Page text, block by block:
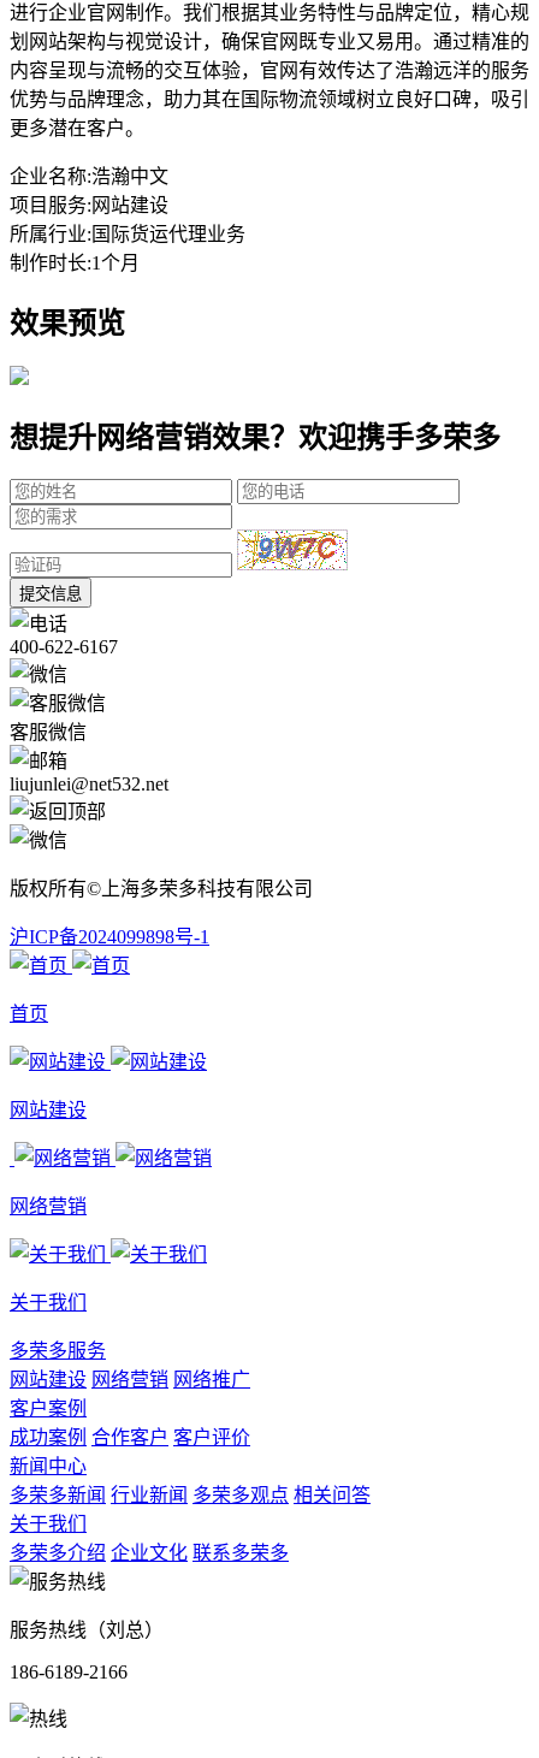
进行企业官网制作。我们根据其业务特性与品牌定位，精心规
划网站架构与视觉设计，确保官网既专业又易用。通过精准的
内容呈现与流畅的交互体验，官网有效传达了浩瀚远洋的服务
优势与品牌理念，助力其在国际物流领域树立良好口碑，吸引
更多潜在客户。
企业名称:浩瀚中文
项目服务: 网站建设
所属行业: 国际货运代理业务
制作时长:1个月
效果预览
想提升网络营销效果？欢迎携手多荣多
提交信息
400-622-6167
客服微信
liujunlei@net532.net
版权所有©上海多荣多科技有限公司
沪ICP备2024099898号-1
首页
网站建设
网络营销
关于我们
多荣多服务
网站建设 网络营销 网络推广
客户案例
成功案例 合作客户 客户评价
新闻中心
多荣多新闻 行业新闻 多荣多观点 相关问答
关于我们
多荣多介绍 企业文化 联系多荣多
服务热线（刘总）
186-6189-2166